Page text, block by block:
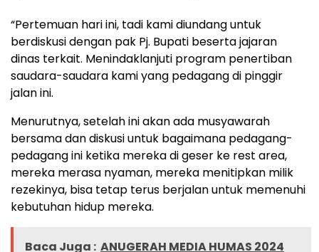
“Pertemuan hari ini, tadi kami diundang untuk
berdiskusi dengan pak Pj. Bupati beserta jajaran
dinas terkait. Menindaklanjuti program penertiban
saudara-saudara kami yang pedagang di pinggir
jalan ini.
Menurutnya, setelah ini akan ada musyawarah
bersama dan diskusi untuk bagaimana pedagang-
pedagang ini ketika mereka di geser ke rest area,
mereka merasa nyaman, mereka menitipkan milik
rezekinya, bisa tetap terus berjalan untuk memenuhi
kebutuhan hidup mereka.
Baca Juga : ANUGERAH MEDIA HUMAS 2024